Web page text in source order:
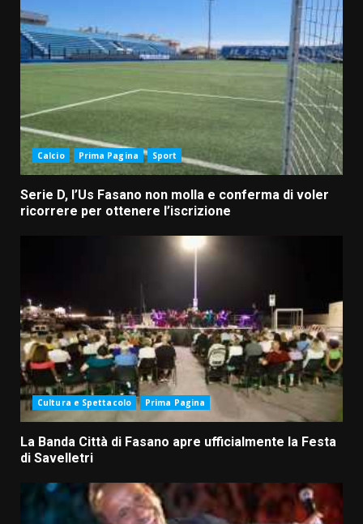
Calcio Prima Pagina Sport
Serie D, l’Us Fasano non molla e conferma di voler
ricorrere per ottenere l’iscrizione
Cultura e Spettacolo Prima Pagina
La Banda Città di Fasano apre ufficialmente la Festa
di Savelletri